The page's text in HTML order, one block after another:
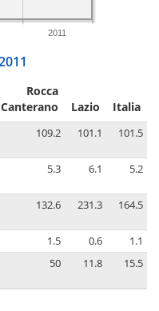
2011
Rocca
Canterano
Lazio Italia
109.2 101.1 101.5
5.3 6.1 5.2
132.6 231.3 164.5
1.5 0.6
1.1
50 11.8 15.5